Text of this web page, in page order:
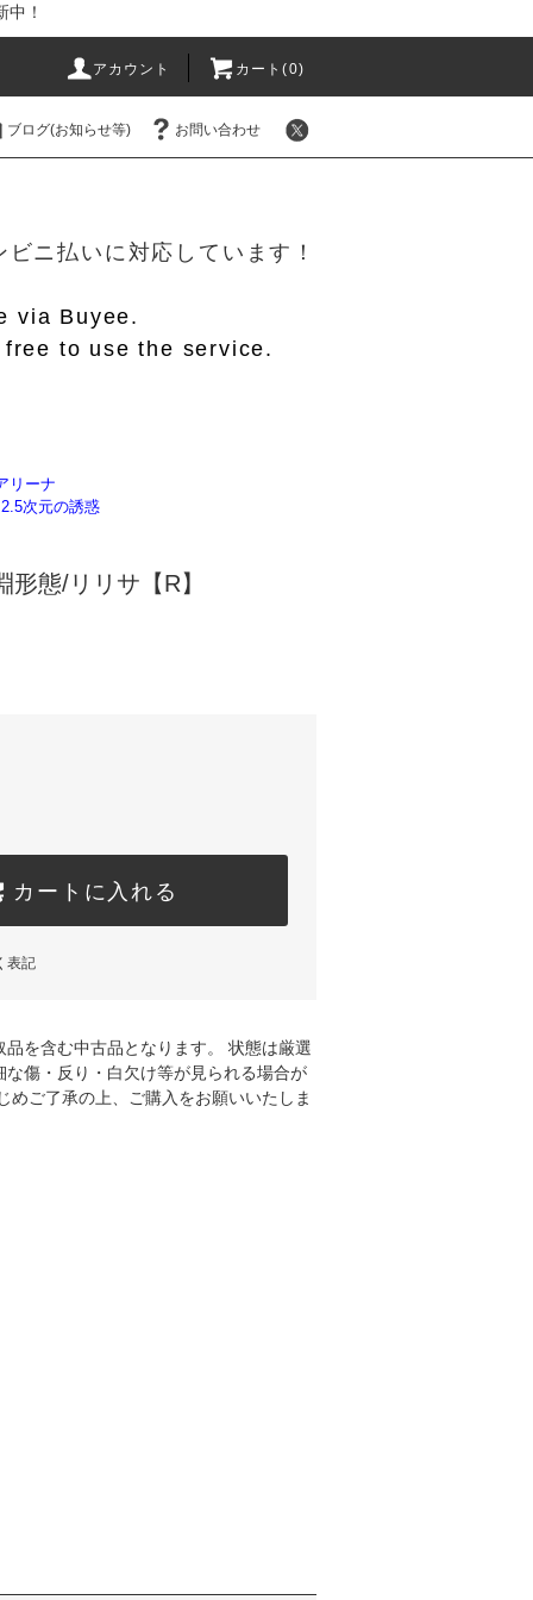
！
アカウント カート(0)
ブログ(お知らせ等) お問い合わせ
ニ払いに対応しています！
via Buyee.
to use the service.
リーナ
次元の誘惑
態/リリサ【R】
カートに入れる
表記
を含む中古品となります。 状態は厳選
な傷・反り・白欠け等が見られる場合が
めご了承の上、ご購入をお願いいたしま